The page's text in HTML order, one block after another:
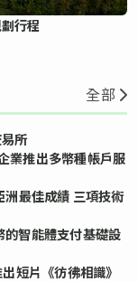
行程
全部
所
推出多幣種帳戶服
最佳成績 三項技術
智能體支付基礎設
短片《彷彿相識》